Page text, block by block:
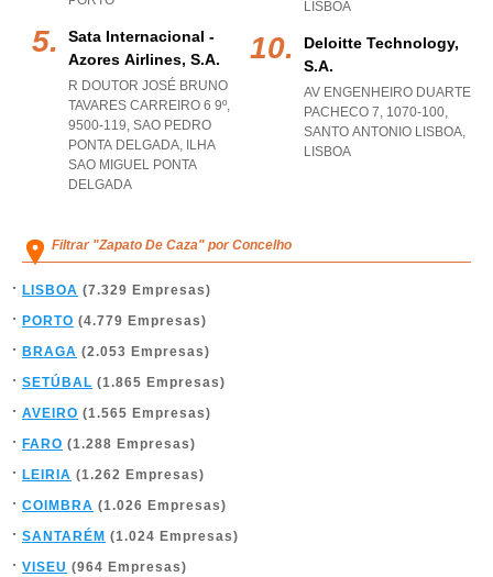
Sata Internacional -
Azores Airlines, S.a.
R DOUTOR JOSÉ BRUNO
TAVARES CARREIRO 6 9º,
9500-119, SAO PEDRO
PONTA DELGADA, ILHA
SAO MIGUEL PONTA
DELGADA
LISBOA
Deloitte Technology,
S.a.
AV ENGENHEIRO DUARTE
PACHECO 7, 1070-100,
SANTO ANTONIO LISBOA,
LISBOA
Filtrar "Zapato De Caza" por Concelho
LISBOA (7.329 Empresas)
PORTO (4.779 Empresas)
BRAGA (2.053 Empresas)
SETÚBAL (1.865 Empresas)
AVEIRO (1.565 Empresas)
FARO (1.288 Empresas)
LEIRIA (1.262 Empresas)
COIMBRA (1.026 Empresas)
SANTARÉM (1.024 Empresas)
VISEU (964 Empresas)